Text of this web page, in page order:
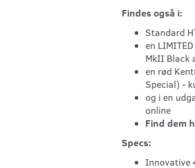
Findes også i:
Standard
en
MkII Black
en rød
Special) -
og i en
online
Find dem
Specs:
Innovative